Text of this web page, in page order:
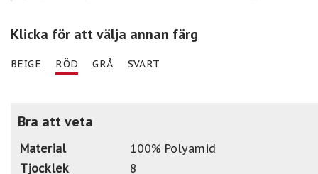
Klicka för att välja annan färg
BEIGE RÖD GRÅ SVART
Bra att veta
Material
100% Polyamid
Tjocklek
8